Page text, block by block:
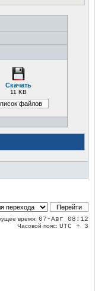
Скачать
11 KB
время: 07-Авг 08:12
Часовой пояс: UTC + 3